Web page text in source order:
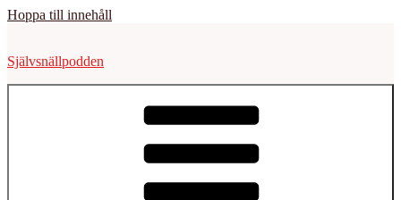
Hoppa till innehåll
Självsnällpodden